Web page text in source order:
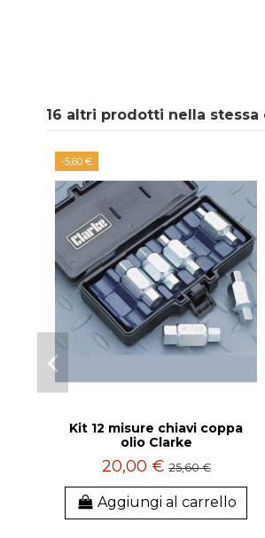
16 altri prodotti nella stessa
-5,60 €
Kit 12 misure chiavi coppa
olio Clarke
20,00 €25,60 €
Aggiungi al carrello